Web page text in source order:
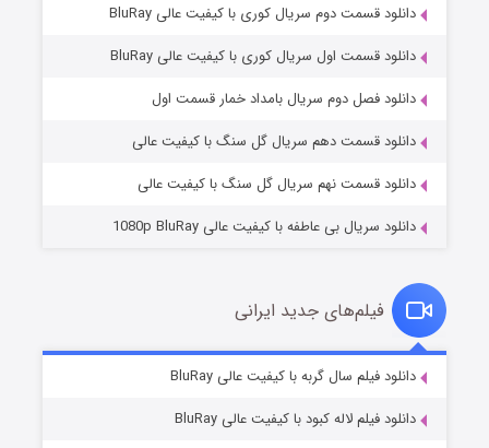
مردگان متحرک: شهر مرده ۳
قسمت۲ (زیرنویس) منتشر شد
قسمت۷ (زیرنویس) منتشر شد
دانلود قسمت دوم سریال کوری با کیفیت عالی BluRay
دانلود قسمت اول سریال کوری با کیفیت عالی BluRay
دانلود فصل دوم سریال بامداد خمار قسمت اول
دانلود قسمت دهم سریال گل سنگ با کیفیت عالی
دانلود قسمت نهم سریال گل سنگ با کیفیت عالی
دانلود سریال بی عاطفه با کیفیت عالی 1080p BluRay
فیلم‌های جدید ایرانی
دانلود فیلم سال گربه با کیفیت عالی BluRay
دانلود فیلم لاله کبود با کیفیت عالی BluRay